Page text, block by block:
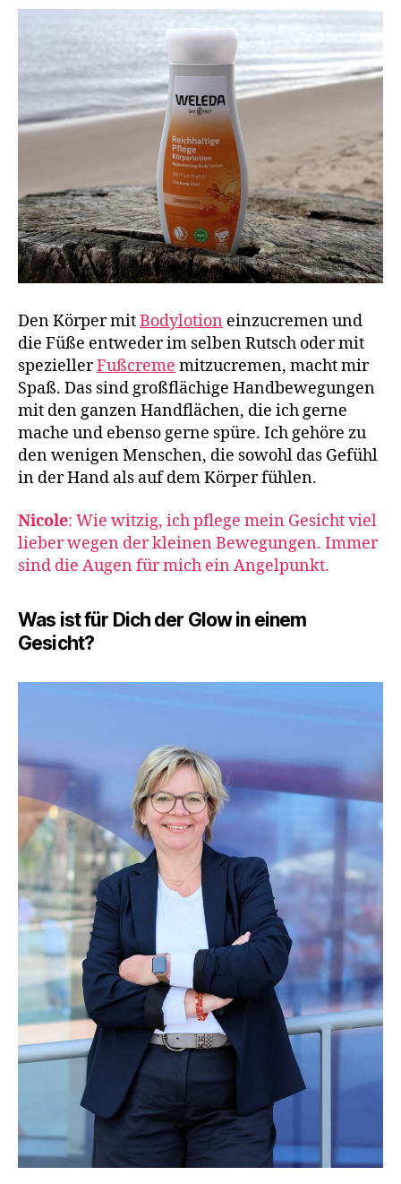
Den Körper mitBodylotion einzucremen und
die Füße entweder im selben Rutsch oder mit
speziellerFußcreme mitzucremen, macht mir
Spaß. Das sind großflächige Handbewegungen
mit den ganzen Handflächen, die ich gerne
mache und ebenso gerne spüre. Ich gehöre zu
den wenigen Menschen, die sowohl das Gefühl
in der Hand als auf dem Körper fühlen.
Nicole: Wie witzig, ich pflege mein Gesicht viel
lieber wegen der kleinen Bewegungen. Immer
sind die Augen für mich ein Angelpunkt.
Was ist für Dich der Glow in einem
Gesicht?